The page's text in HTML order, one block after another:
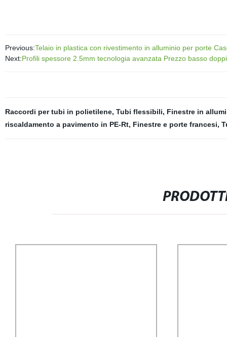
Previous:Telaio in plastica con rivestimento in alluminio per porte
Next:Profili spessore 2.5mm tecnologia avanzata Prezzo basso
Raccordi per tubi in polietilene, Tubi flessibili, Finestre in
riscaldamento a pavimento in PE-Rt, Finestre e porte francesi,